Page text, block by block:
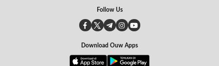
Follow Us
Download Ouw Apps